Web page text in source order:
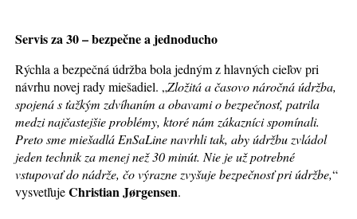
Servis za 30 – bezpečne a jednoducho
Rýchla a bezpečná údržba bola jedným z hlavných cieľov pri
návrhu novej rady miešadiel. „Zložitá a časovo náročná údržba,
spojená s ťažkým zdvíhaním a obavami o bezpečnosť, patrila
medzi najčastejšie problémy, ktoré nám zákazníci spomínali.
Preto sme miešadlá EnSaLine navrhli tak, aby údržbu zvládol
jeden technik za menej než 30 minút. Nie je už potrebné
vstupovať do nádrže, čo výrazne zvyšuje bezpečnosť pri údržbe,“
vysvetľujeChristian Jørgensen.